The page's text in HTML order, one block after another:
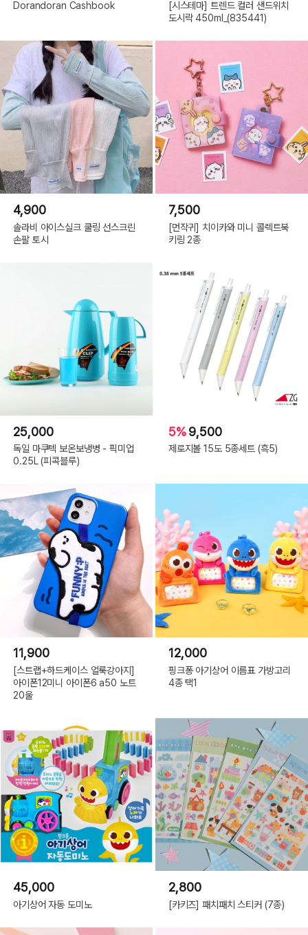
Dorandoran Cashbook
[시스테마] 트렌드 컬러 샌드위치
도시락 450ml_(835441)
4,900
솔라비 아이스실크 쿨링 선스크린
손팔 토시
7,500
[먼작귀] 치이카와 미니 콜렉트북
키링 2종
25,000
독일 마쿠텍 보온보냉병 - 픽미업
0.25L (피콕블루)
5%9,500
제로지볼 15도 5종세트 (흑5)
11,900
[스트랩+하드케이스 얼룩강아지]
아이폰12미니 아이폰6 a50 노트
20울
12,000
핑크퐁 아기상어 이름표 가방고리
4종 택1
45,000
아기상어 자동 도미노
2,800
[카키즈] 패치패치 스티커 (7종)